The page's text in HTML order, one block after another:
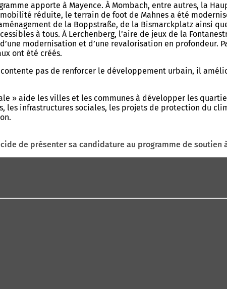
apporte à Mayence. À Mombach, entre autres, la
réduite, le terrain de foot de Mahnes a été
de la Boppstraße, de la Bismarckplatz ainsi
à tous. À Lerchenberg, l’aire de jeux de la
modernisation et d’une revalorisation en profondeur.
ont été créés.
pas de renforcer le développement urbain, il
» aide les villes et les communes à développer les
les infrastructures sociales, les projets de protection du
de présenter sa candidature au programme de